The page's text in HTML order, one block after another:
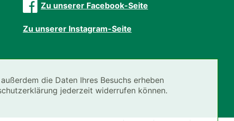
Zu unserer Facebook-Seite
Zu unserer Instagram-Seite
die Daten Ihres Besuchs erheben
jederzeit widerrufen können.